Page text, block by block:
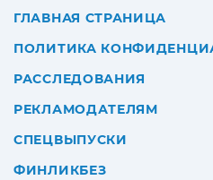
ГЛАВНАЯ СТРАНИЦА
ПОЛИТИКА
РАССЛЕДОВАНИЯ
РЕКЛАМОДАТЕЛЯМ
СПЕЦВЫПУСКИ
ФИНЛИКБЕЗ